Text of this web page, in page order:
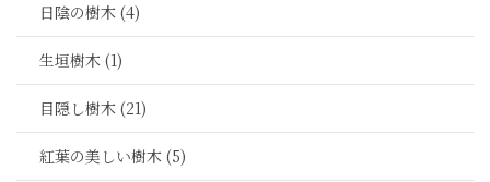
日陰の樹木 (4)
生垣樹木 (1)
目隠し樹木 (21)
紅葉の美しい樹木 (5)